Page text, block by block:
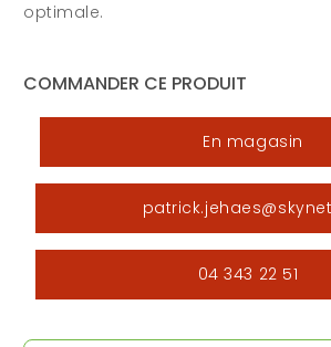
optimale.
COMMANDER CE PRODUIT
En magasin
04 343 22 51